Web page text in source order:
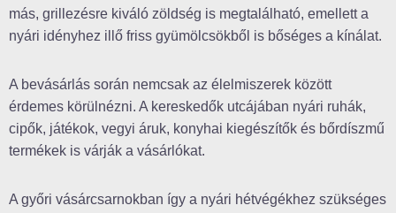
más, grillezésre kiváló zöldség is megtalálható, emellett a
nyári idényhez illő friss gyümölcsökből is bőséges a kínálat.
A bevásárlás során nemcsak az élelmiszerek között
érdemes körülnézni. A kereskedők utcájában nyári ruhák,
cipők, játékok, vegyi áruk, konyhai kiegészítők és bőrdíszmű
termékek is várják a vásárlókat.
A győri vásárcsarnokban így a nyári hétvégékhez szükséges